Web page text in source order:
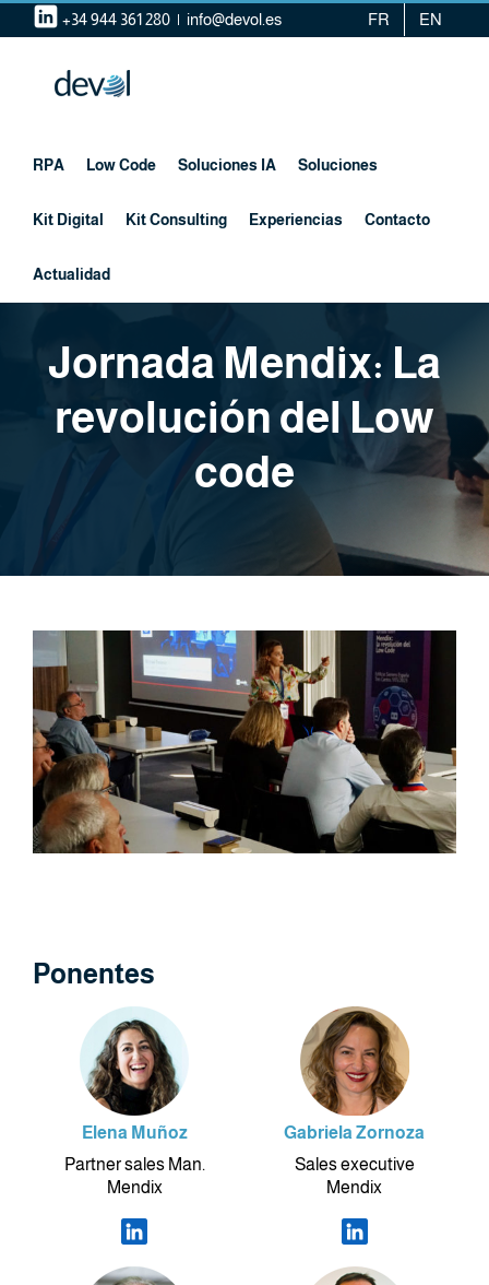
Saltar
contenido
+34 944 361 280 | info@devol.es FR EN
RPA Low Code Soluciones IA Soluciones
Kit Digital Kit Consulting Experiencias Contacto
Actualidad
Jornada Mendix: La
revolución del Low
code
Ponentes
Elena Muñoz
Partner sales Man.
Mendix
Gabriela Zornoza
Sales executive
Mendix